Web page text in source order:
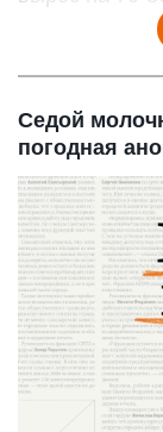
Седой
погодная